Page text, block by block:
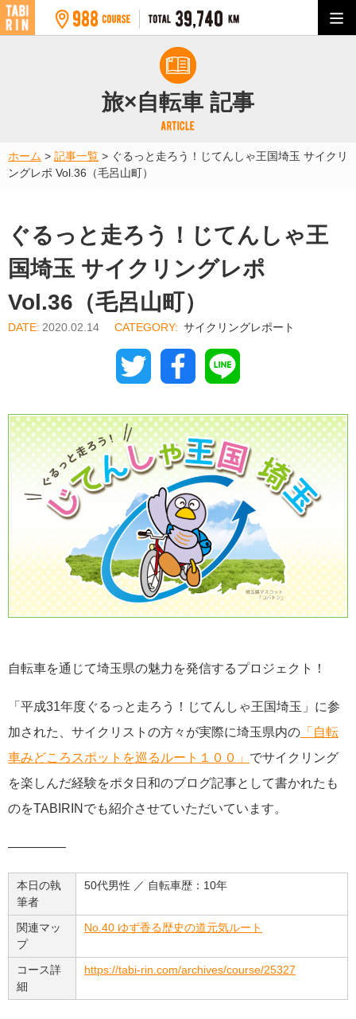
旅×自転車 記事
ホーム > 記事一覧 > ぐるっと走ろう！じてんしゃ王国埼玉 サイクリ
ングレポ Vol.36（毛呂山町）
ぐるっと走ろう！じてんしゃ王
国埼玉 サイクリングレポ
Vol.36（毛呂山町）
2020.02.14 サイクリングレポート
Twitter Facebook
自転車を通じて埼玉県の魅力を発信するプロジェクト！
「平成31年度ぐるっと走ろう！じてんしゃ王国埼玉」に参
加された、サイクリストの方々が実際に埼玉県内の 「自転
車みどころスポットを巡るルート１００」 でサイクリング
を楽しんだ経験をポタ日和のブログ記事として書かれたも
のをTABIRINでも紹介させていただいています。
————–
本日の執
筆者
50代男性 ／ 自転車歴：10年
関連マッ
プ
No.40 ゆず香る歴史の道元気ルート
コース詳
細
https://tabi-rin.com/archives/course/25327